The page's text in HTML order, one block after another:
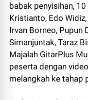
babak penyisihan,
Kristianto, Edo
Irvan Borneo, Pupun
Simanjuntak, Taraz
Majalah GitarPlus
peserta dengan
melangkah ke tahap